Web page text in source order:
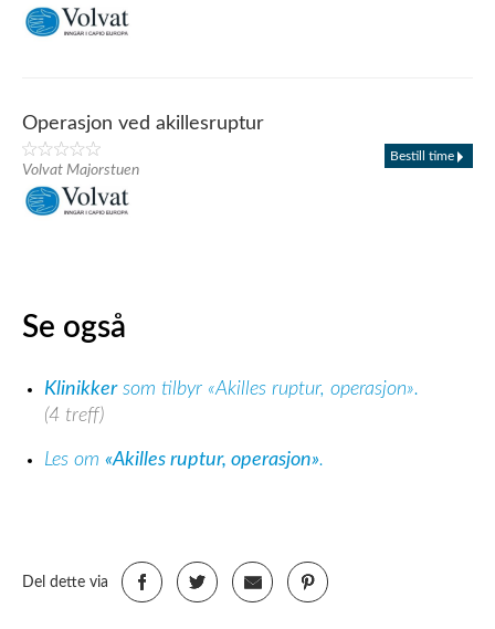
Operasjon ved akillesruptur
Volvat Majorstuen
Bestill time
Se også
Klinikkersom tilbyr «Akilles ruptur, operasjon».
(4 treff)
Les om «Akilles ruptur, operasjon».
Del dette via